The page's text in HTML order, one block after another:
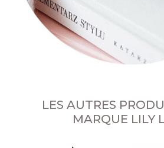
LES AUTRES
MARQUE LILY